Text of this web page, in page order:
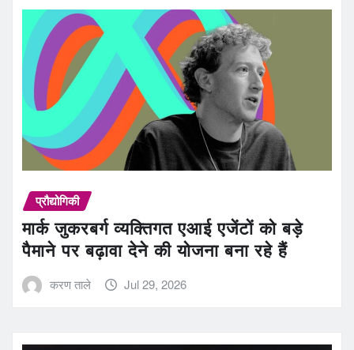
प्रौद्योगिकी
मार्क जुकरबर्ग व्यक्तिगत एआई एजेंटों को बड़े
पैमाने पर बढ़ावा देने की योजना बना रहे हैं
करण ताले Jul 29, 2026